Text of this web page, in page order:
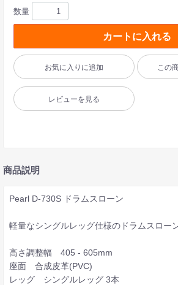
数量
カートに入れる
お気に入りに追加 この
レビューを見る
商品説明
Pearl D-730S ドラムスローン
軽量なシングルレッグ仕様のドラムスロー
高さ調整幅 405 - 605mm
座面 合成皮革(PVC)
レッグ シングルレッグ 3本